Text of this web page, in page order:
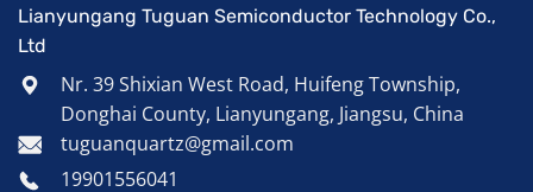
Lianyungang Tuguan Semiconductor Technology Co.,
Ltd
Nr. 39 Shixian West Road, Huifeng Township,
Donghai County, Lianyungang, Jiangsu, China
tuguanquartz@gmail.com
19901556041